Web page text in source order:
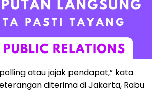
atau jajak pendapat,” kata
diterima di Jakarta, Rabu